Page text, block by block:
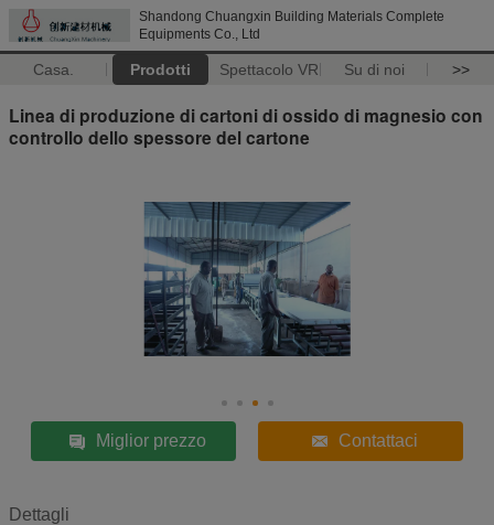
Shandong Chuangxin Building Materials Complete
Equipments Co., Ltd
Casa. Prodotti Spettacolo VR Su di noi >>
Linea di produzione di cartoni di ossido di magnesio con
controllo dello spessore del cartone
Miglior prezzo Contattaci
Dettagli